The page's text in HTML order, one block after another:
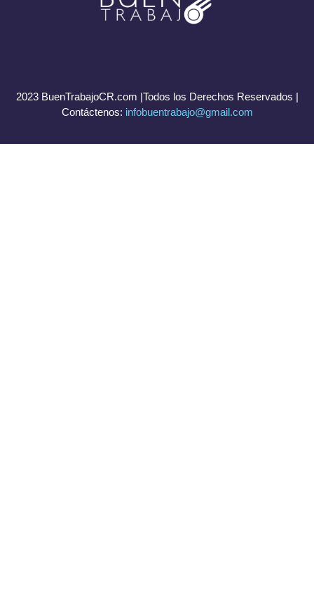
2023 BuenTrabajoCR.com |Todos los Derechos Reservados |
Contáctenos: infobuentrabajo@gmail.com